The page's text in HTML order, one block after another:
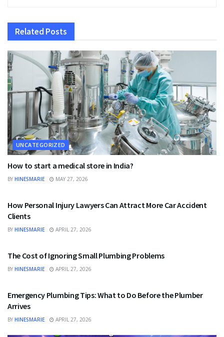
Related Posts
UNCATEGORIZED
How to start a medical store in India?
BY HINESMARIE MAY 27, 2026
UNCATEGORIZED
How Personal Injury Lawyers Can Attract More Car Accident
Clients
BY HINESMARIE APRIL 27, 2026
UNCATEGORIZED
The Cost of Ignoring Small Plumbing Problems
BY HINESMARIE APRIL 27, 2026
UNCATEGORIZED
Emergency Plumbing Tips: What to Do Before the Plumber
Arrives
BY HINESMARIE APRIL 27, 2026